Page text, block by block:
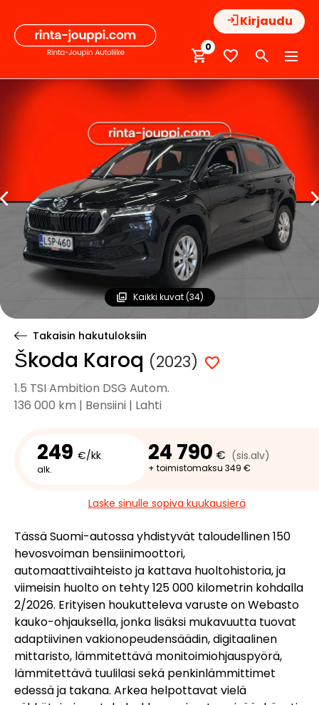
sisältöön
Kirjaudu
0
Kaikki kuvat (34)
Takaisin hakutuloksiin
Škoda Karoq (2023)
1.5 TSI Ambition DSG Autom.
136 000 km | Bensiini | Lahti
249 €/kk
alk.
24 790 € (sis.alv)
+ toimistomaksu 349 €
Laske sinulle sopiva kuukausierä
Tässä Suomi-autossa yhdistyvät taloudellinen 150
hevosvoiman bensiinimoottori,
automaattivaihteisto ja kattava huoltohistoria, ja
viimeisin huolto on tehty 125 000 kilometrin kohdalla
2/2026. Erityisen houkutteleva varuste on Webasto
kauko-ohjauksella, jonka lisäksi mukavuutta tuovat
adaptiivinen vakionopeudensäädin, digitaalinen
mittaristo, lämmitettävä monitoimiohjauspyörä,
lämmitettävä tuulilasi sekä penkinlämmittimet
edessä ja takana. Arkea helpottavat vielä